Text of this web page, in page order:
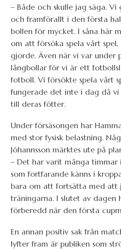
– Både och skulle jag säga.
och framförallt i den första
bollen för mycket. I såna här
om att försöka spela vårt
gjorde. Även när vi var under
långbollar för vi är ett
fotboll. Vi försökte spela vårt
fungerade det inte i dag då vi
till deras fötter.
Under försäsongen har
med stor fysisk belastning.
Jóhannsson märktes ute på
– Det har varit många
som fortfarande känns i
bara om att fortsätta med att
träningarna. I slutet av
förberedd när den första
En annan positiv sak från
lyfter fram är publiken som